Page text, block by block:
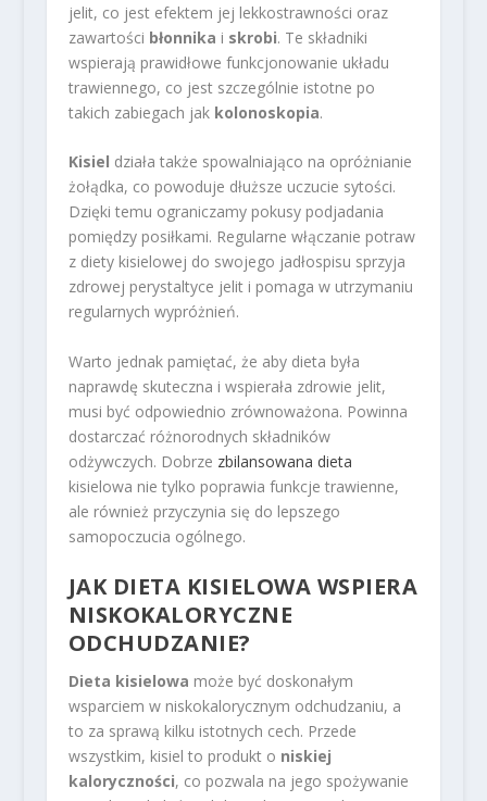
jelit, co jest efektem jej lekkostrawności oraz
zawartości błonnika i skrobi. Te składniki
wspierają prawidłowe funkcjonowanie układu
trawiennego, co jest szczególnie istotne po
takich zabiegach jak kolonoskopia.
Kisiel działa także spowalniająco na opróżnianie
żołądka, co powoduje dłuższe uczucie sytości.
Dzięki temu ograniczamy pokusy podjadania
pomiędzy posiłkami. Regularne włączanie potraw
z diety kisielowej do swojego jadłospisu sprzyja
zdrowej perystaltyce jelit i pomaga w utrzymaniu
regularnych wypróżnień.
Warto jednak pamiętać, że aby dieta była
naprawdę skuteczna i wspierała zdrowie jelit,
musi być odpowiednio zrównoważona. Powinna
dostarczać różnorodnych składników
odżywczych. Dobrze zbilansowana dieta
kisielowa nie tylko poprawia funkcje trawienne,
ale również przyczynia się do lepszego
samopoczucia ogólnego.
JAK DIETA KISIELOWA WSPIERA
NISKOKALORYCZNE
ODCHUDZANIE?
Dieta kisielowa może być doskonałym
wsparciem w niskokalorycznym odchudzaniu, a
to za sprawą kilku istotnych cech. Przede
wszystkim, kisiel to produkt o niskiej
kaloryczności, co pozwala na jego spożywanie